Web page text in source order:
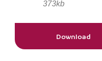
373kb
Download